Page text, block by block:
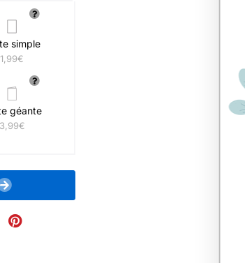
simple
1,99€
géante
3,99€